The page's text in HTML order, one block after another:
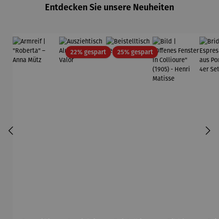
EditionEntdecken Sie unsere Neuheiten
22% gespartRabatt25% gespartRabatt